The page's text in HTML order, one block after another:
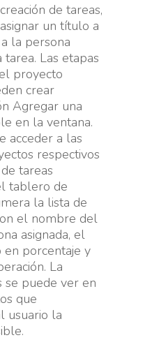
de tareas,
un título a
la persona
Las etapas
proyecto
crear
Agregar una
en la ventana.
acceder a las
respectivos
tareas
tablero de
la lista de
el nombre del
asignada, el
en porcentaje y
La
se puede ver en
que
usuario la